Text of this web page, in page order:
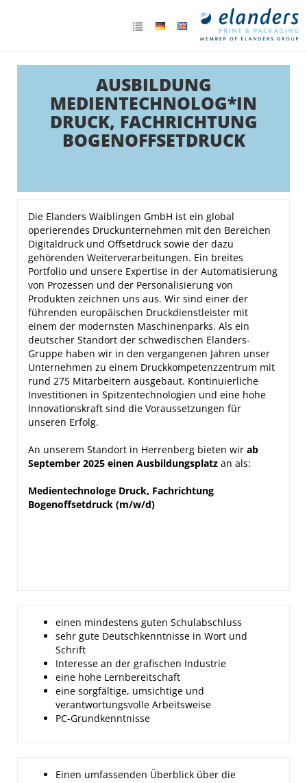
AUSBILDUNG
MEDIENTECHNOLOG*IN
DRUCK, FACHRICHTUNG
BOGENOFFSETDRUCK
Die Elanders Waiblingen GmbH ist ein global
operierendes Druckunternehmen mit den Bereichen
Digitaldruck und Offsetdruck sowie der dazu
gehörenden Weiterverarbeitungen. Ein breites
Portfolio und unsere Expertise in der Automatisierung
von Prozessen und der Personalisierung von
Produkten zeichnen uns aus. Wir sind einer der
führenden europäischen Druckdienstleister mit
einem der modernsten Maschinenparks. Als ein
deutscher Standort der schwedischen Elanders-
Gruppe haben wir in den vergangenen Jahren unser
Unternehmen zu einem Druckkompetenzzentrum mit
rund 275 Mitarbeitern ausgebaut. Kontinuierliche
Investitionen in Spitzentechnologien und eine hohe
Innovationskraft sind die Voraussetzungen für
unseren Erfolg.
An unserem Standort in Herrenberg bieten wir ab
September 2025 einen Ausbildungsplatz an als:
Medientechnologe Druck, Fachrichtung
Bogenoffsetdruck (m/w/d)
einen mindestens guten Schulabschluss
sehr gute Deutschkenntnisse in Wort und
Schrift
Interesse an der grafischen Industrie
eine hohe Lernbereitschaft
eine sorgfältige, umsichtige und
verantwortungsvolle Arbeitsweise
PC-Grundkenntnisse
Einen umfassenden Überblick über die